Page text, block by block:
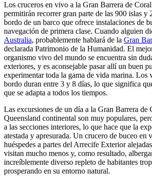
Los cruceros en vivo a la Gran Barrera de
permitirán recorrer gran parte de las 900 islas y
bordo de un barco que ofrece instalaciones de
navegación de primera clase. Cuando alguien
Australia, probablemente hablará de la Gran
declarada Patrimonio de la Humanidad. El
organismo vivo del mundo se encuentra sin
exteriores, y es aconsejable pasar allí un buen
experimentar toda la gama de vida marina. Los
bordo duran entre 3 y 8 días, lo que significa
que se adapta a todos los tiempos.
Las excursiones de un día a la Gran Barrera de
Queensland continental son muy populares,
a las secciones interiores, lo que hace que la
atestada y apresurada. Un crucero de buceo en
huéspedes a partes del Arrecife Exterior
visitan mucho menos y, como resultado,
increíblemente diverso repleto de habitantes
prosperando en su entorno natural.